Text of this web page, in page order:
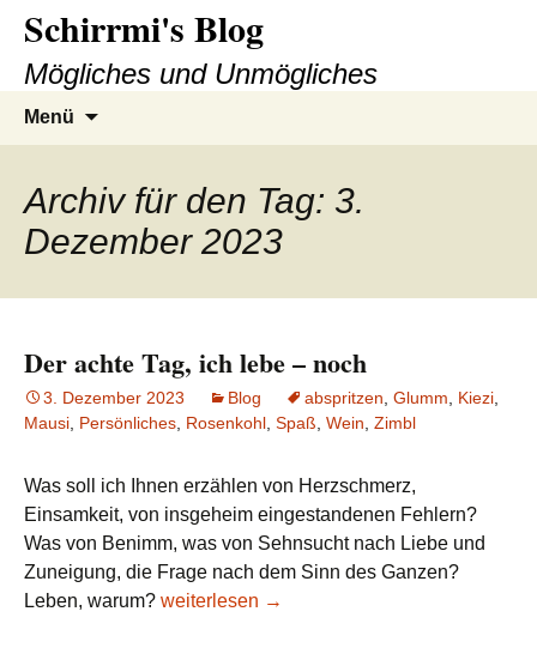
Inhalt
springen
Schirrmi's Blog
Mögliches und Unmögliches
Menü
Archiv für den Tag: 3.
Dezember 2023
Der achte Tag, ich lebe – noch
3. Dezember 2023 Blog abspritzen Glumm Kiezi
Mausi Persönliches Rosenkohl Spaß Wein Zimbl
Was soll ich Ihnen erzählen von Herzschmerz,
Einsamkeit, von insgeheim eingestandenen Fehlern?
Was von Benimm, was von Sehnsucht nach Liebe und
Zuneigung, die Frage nach dem Sinn des Ganzen?
Leben, warum? Der achte Tag, ich lebe – noch
weiterlesen →